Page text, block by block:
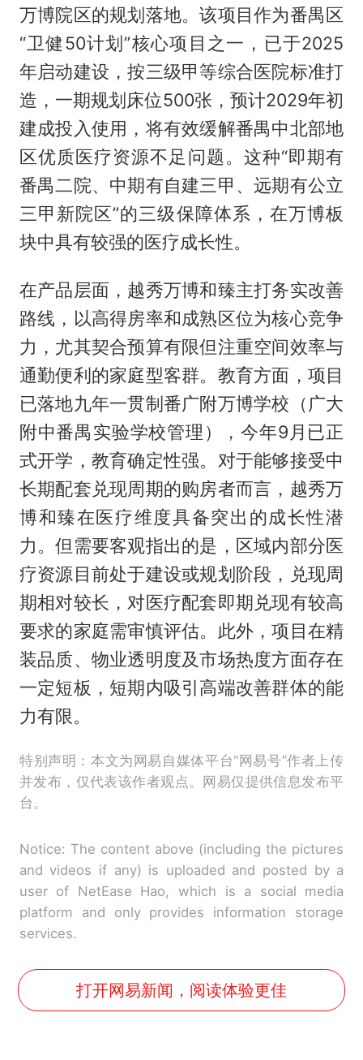
万博院区的规划落地。该项目作为番禺区
“卫健50计划”核心项目之一，已于2025
年启动建设，按三级甲等综合医院标准打
造，一期规划床位500张，预计2029年初
建成投入使用，将有效缓解番禺中北部地
区优质医疗资源不足问题。这种“即期有
番禺二院、中期有自建三甲、远期有公立
三甲新院区”的三级保障体系，在万博板
块中具有较强的医疗成长性。
在产品层面，越秀万博和臻主打务实改善
路线，以高得房率和成熟区位为核心竞争
力，尤其契合预算有限但注重空间效率与
通勤便利的家庭型客群。教育方面，项目
已落地九年一贯制番广附万博学校（广大
附中番禺实验学校管理），今年9月已正
式开学，教育确定性强。对于能够接受中
长期配套兑现周期的购房者而言，越秀万
博和臻在医疗维度具备突出的成长性潜
力。但需要客观指出的是，区域内部分医
疗资源目前处于建设或规划阶段，兑现周
期相对较长，对医疗配套即期兑现有较高
要求的家庭需审慎评估。此外，项目在精
装品质、物业透明度及市场热度方面存在
一定短板，短期内吸引高端改善群体的能
力有限。
特别声明：本文为网易自媒体平台“网易号”作者上传
并发布，仅代表该作者观点。网易仅提供信息发布平
台。
Notice: The content above (including the pictures
and videos if any) is uploaded and posted by a
user of NetEase Hao, which is a social media
platform and only provides information storage
services.
打开网易新闻，阅读体验更佳